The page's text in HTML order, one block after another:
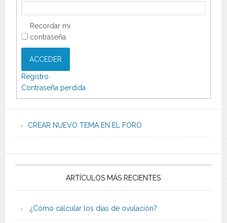
Recordar mi
contraseña
ACCEDER
Registro
Contraseña perdida
CREAR NUEVO TEMA EN EL FORO
ARTÍCULOS MÁS RECIENTES
¿Cómo calcular los días de ovulación?